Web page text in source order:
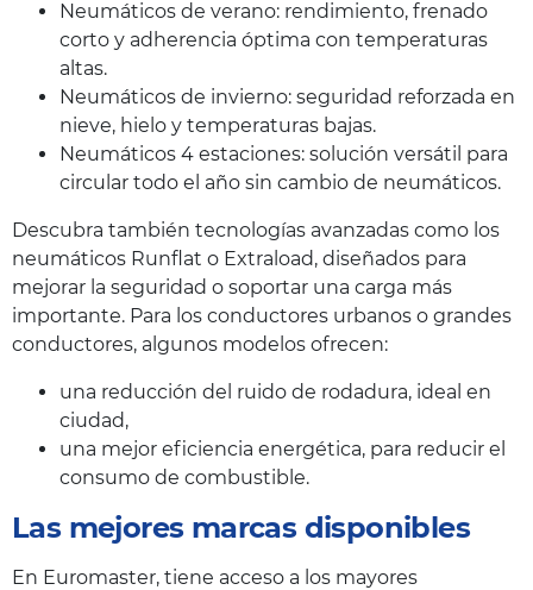
Neumáticos de verano: rendimiento, frenado
corto y adherencia óptima con temperaturas
altas.
Neumáticos de invierno: seguridad reforzada en
nieve, hielo y temperaturas bajas.
Neumáticos 4 estaciones: solución versátil para
circular todo el año sin cambio de neumáticos.
Descubra también tecnologías avanzadas como los
neumáticos Runflat o Extraload, diseñados para
mejorar la seguridad o soportar una carga más
importante. Para los conductores urbanos o grandes
conductores, algunos modelos ofrecen:
una reducción del ruido de rodadura, ideal en
ciudad,
una mejor eficiencia energética, para reducir el
consumo de combustible.
Las mejores marcas disponibles
En Euromaster, tiene acceso a los mayores